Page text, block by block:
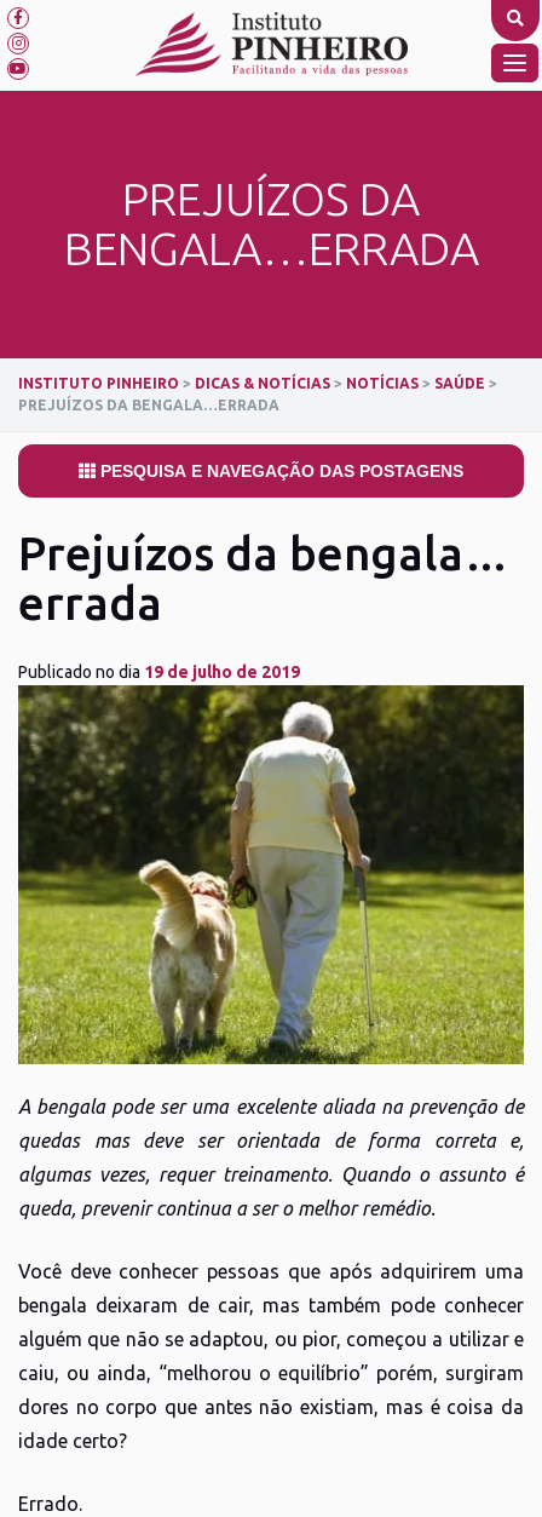
Skip
to
content
PREJUÍZOS DA
BENGALA…ERRADA
INSTITUTO PINHEIRO > DICAS & NOTÍCIAS > NOTÍCIAS > SAÚDE >
PREJUÍZOS DA BENGALA…ERRADA
PESQUISA E NAVEGAÇÃO DAS POSTAGENS
Prejuízos da bengala…
errada
Publicado no dia 19 de julho de 2019
A bengala pode ser uma excelente aliada na prevenção de
quedas mas deve ser orientada de forma correta e,
algumas vezes, requer treinamento. Quando o assunto é
queda, prevenir continua a ser o melhor remédio.
Você deve conhecer pessoas que após adquirirem uma
bengala deixaram de cair, mas também pode conhecer
alguém que não se adaptou, ou pior, começou a utilizar e
caiu, ou ainda, “melhorou o equilíbrio” porém, surgiram
dores no corpo que antes não existiam, mas é coisa da
idade certo?
Errado.